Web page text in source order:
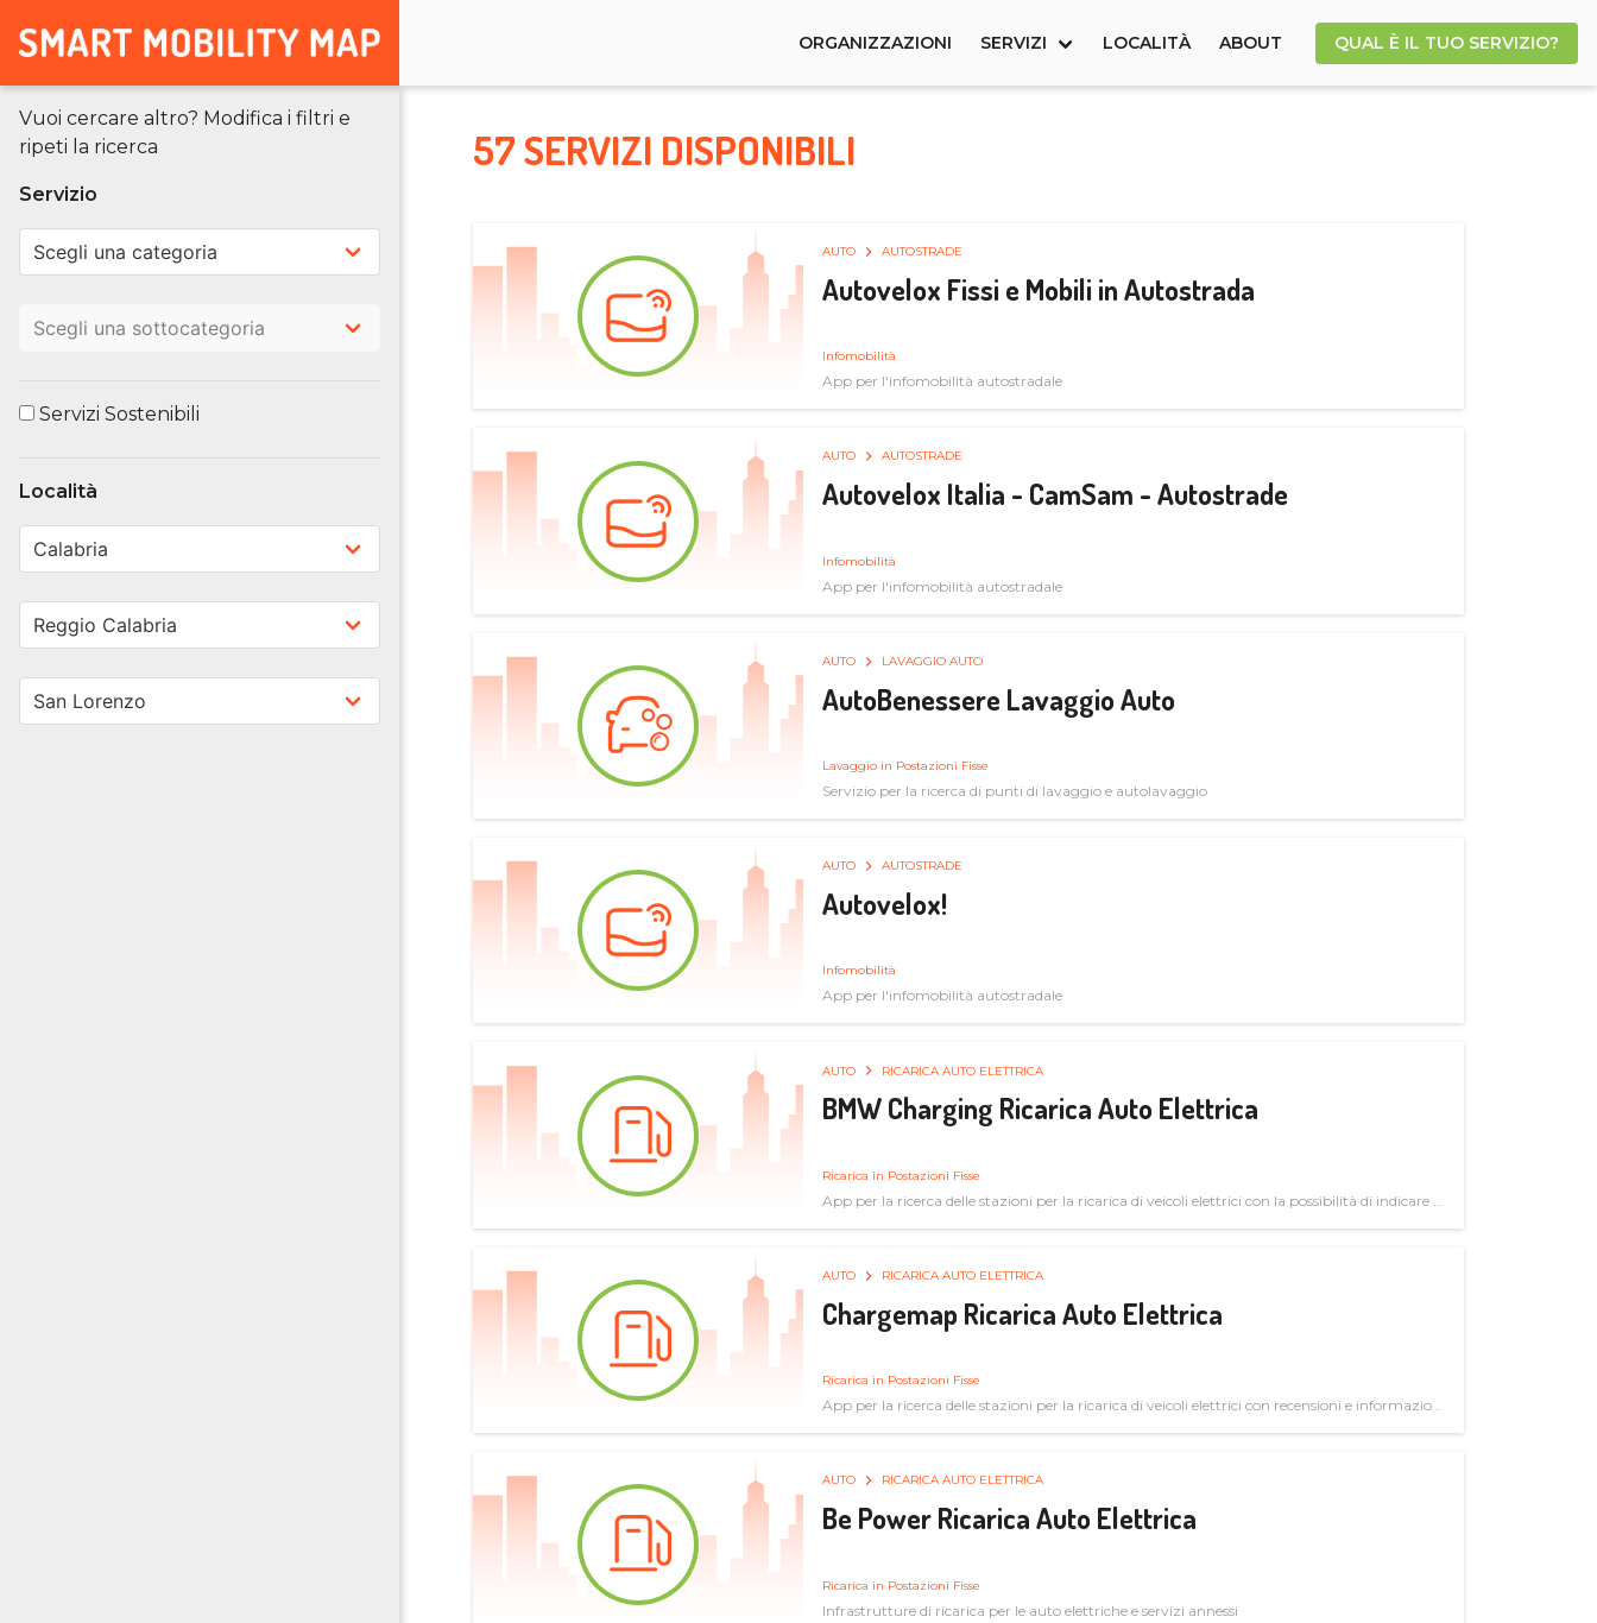
ORGANIZZAZIONI SERVIZI LOCALITÀ ABOUT QUAL È IL TUO SERVIZIO?
Vuoi cercare altro? Modifica i filtri e
ripeti la ricerca
Servizio
Servizi Sostenibili
Località
57 SERVIZI DISPONIBILI
AUTO AUTOSTRADE
Autovelox Fissi e Mobili in Autostrada
Infomobilità
App per l'infomobilità autostradale
AUTO AUTOSTRADE
Autovelox Italia - CamSam - Autostrade
Infomobilità
App per l'infomobilità autostradale
AUTO LAVAGGIO AUTO
AutoBenessere Lavaggio Auto
Lavaggio in Postazioni Fisse
Servizio per la ricerca di punti di lavaggio e autolavaggio
AUTO AUTOSTRADE
Autovelox!
Infomobilità
App per l'infomobilità autostradale
AUTO RICARICA AUTO ELETTRICA
BMW Charging Ricarica Auto Elettrica
Ricarica in Postazioni Fisse
App per la ricerca delle stazioni per la ricarica di veicoli elettrici con la possibilità di indicare le
AUTO RICARICA AUTO ELETTRICA
Chargemap Ricarica Auto Elettrica
Ricarica in Postazioni Fisse
App per la ricerca delle stazioni per la ricarica di veicoli elettrici con recensioni e informazioni
AUTO RICARICA AUTO ELETTRICA
Be Power Ricarica Auto Elettrica
Ricarica in Postazioni Fisse
Infrastrutture di ricarica per le auto elettriche e servizi annessi